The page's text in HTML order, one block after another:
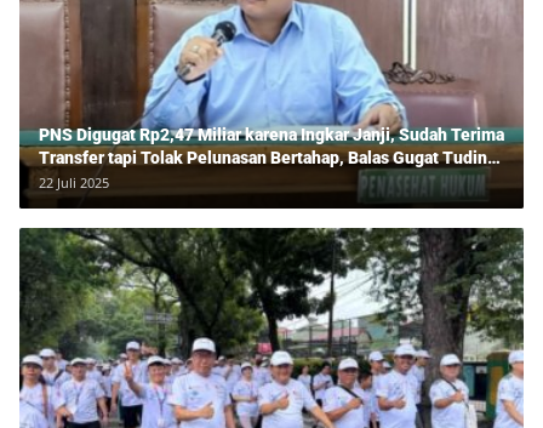
PNS Digugat Rp2,47 Miliar karena Ingkar Janji, Sudah Terima
Transfer tapi Tolak Pelunasan Bertahap, Balas Gugat Tuding
Lawan Tipu Rp850 Juta
22 Juli 2025